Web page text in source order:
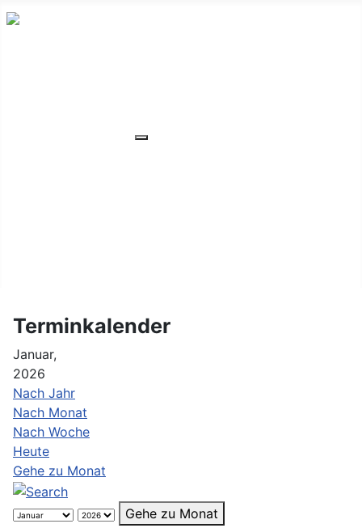
Terminkalender
Januar,
2026
Nach Jahr
Nach Monat
Nach Woche
Heute
Gehe zu Monat
Gehe zu Monat